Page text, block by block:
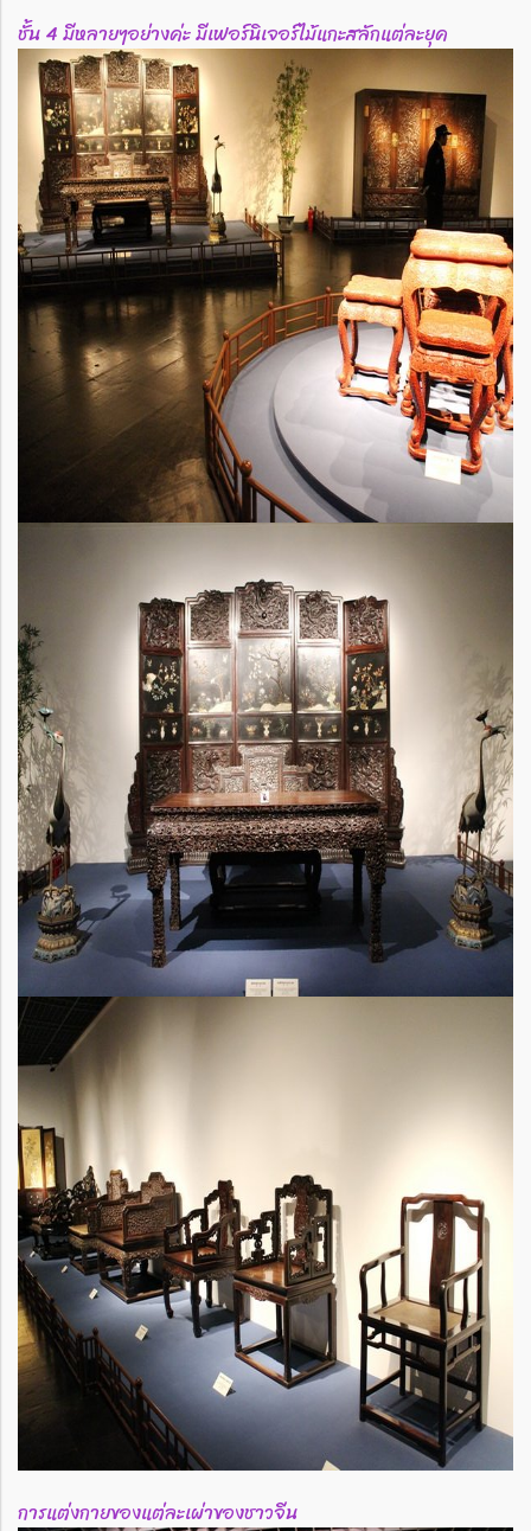
ชั้น 4 มีหลายๆอย่างค่ะ มีเฟอร์นิเจอร์ไม้แกะสลักแต่ละยุค
การแต่งกายของแต่ละเผ่าของชาวจีน